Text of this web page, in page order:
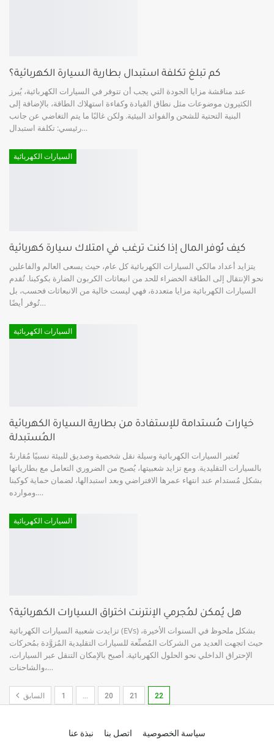
كم تبلغ تكلفة استبدال بطارية السيارة الكهربائية؟
عند مناقشة مزايا الجودة التي يجب أن تتوفر في السيارات الكهربائية، يُبرز
الكثيرون موضوعات مثل نطاق القيادة وكفاءة استهلاك الطاقة، بالإضافة إلى
البنية التحتية للشحن والفوائد البيئية. ولكن غالبًا ما يتم التغاضي عن جانب
رئيسي: تكلفة استبدال…
السيارات الكهربائية
كيف تُوفر المال إذا كنت ترغب في امتلاك سيارة كهربائية
يتزايد أعداد مالكي السيارات الكهربائية كل عام، حيث يسعى العالم والفاعلين
نحو الإنتقال إلى الطاقة الخضراء للحد من انبعاثات الكربون الضارة بكوكبنا. تُقدم
السيارات الكهربائية مزايا متعددة، فهي ليست خالية من الانبعاثات فحسب، بل
تُوفر أيضًا…
السيارات الكهربائية
خيارات مُستدامة للإستفادة من بطارية السيارة الكهربائية
المُستبدلة
تُعتبر السيارات الكهربائية وسيلة نقل شخصية وصديق للبيئة نسبيًا مُقارنةً
بالسيارات التقليدية. ومع تزايد شعبيتها، يُصبح من الضروري التعامل مع بطارياتها
بشكل مُستدام عند انتهاء عمرها الافتراضي وبعد استبدالها، لضمان حماية كوكبنا
وموارده.…
السيارات الكهربائية
هل يُمكن لمُجرمي الإنترنت اختراق السيارات الكهربائية؟
تزايدت شعبية السيارات الكهربائية (EVs) بشكل ملحوظ في السنوات الأخيرة،
حيث اتجهت العديد من الشركات المُصنِّعة للسيارات التقليدية المُزوَّدة بمُحركات
الإحتراق الداخلي نحو الحلول الكهربائية. أصبح بالإمكان التنقل عبر السيارات،
والشاحنات،…
السابق 1 … 20 21 22
نبذة عنا اتصل بنا سياسة الخصوصية